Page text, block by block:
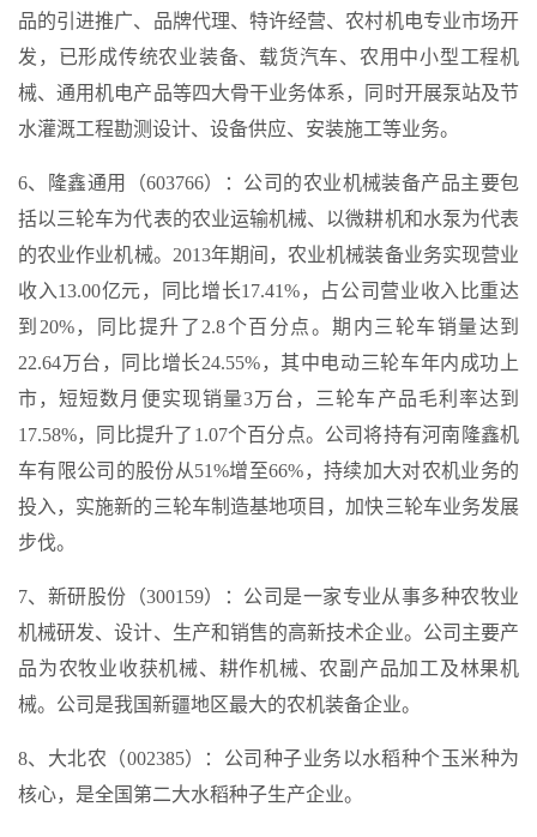
品的引进推广、品牌代理、特许经营、农村机电专业市场开
发，已形成传统农业装备、载货汽车、农用中小型工程机
械、通用机电产品等四大骨干业务体系，同时开展泵站及节
水灌溉工程勘测设计、设备供应、安装施工等业务。
6、隆鑫通用（603766）：公司的农业机械装备产品主要包
括以三轮车为代表的农业运输机械、以微耕机和水泵为代表
的农业作业机械。2013年期间，农业机械装备业务实现营业
收入13.00亿元，同比增长17.41%，占公司营业收入比重达
到20%，同比提升了2.8个百分点。期内三轮车销量达到
22.64万台，同比增长24.55%，其中电动三轮车年内成功上
市，短短数月便实现销量3万台，三轮车产品毛利率达到
17.58%，同比提升了1.07个百分点。公司将持有河南隆鑫机
车有限公司的股份从51%增至66%，持续加大对农机业务的
投入，实施新的三轮车制造基地项目，加快三轮车业务发展
步伐。
7、新研股份（300159）：公司是一家专业从事多种农牧业
机械研发、设计、生产和销售的高新技术企业。公司主要产
品为农牧业收获机械、耕作机械、农副产品加工及林果机
械。公司是我国新疆地区最大的农机装备企业。
8、大北农（002385）：公司种子业务以水稻种个玉米种为
核心，是全国第二大水稻种子生产企业。